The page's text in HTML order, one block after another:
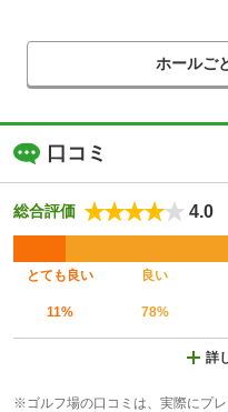
ホールご
口コミ
総合評価 4.0
とても良い 良い
11% 78%
詳
※ゴルフ場の口コミは、実際にプレ